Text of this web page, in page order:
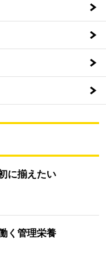
に揃えたい
く管理栄養